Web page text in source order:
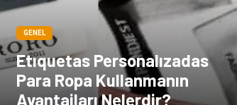
GENEL
Etıquetas Personalızadas
Para Ropa Kullanmanın
Avantajları Nelerdir?